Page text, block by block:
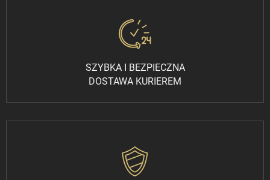
SZYBKA I BEZPIECZNA
DOSTAWA KURIEREM